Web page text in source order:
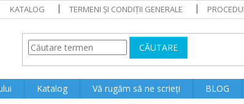
KATALOG TERMENI ȘI CONDIȚII GENERALE
CĂUTARE
Katalog Vă rugăm să ne scrieți BLOG